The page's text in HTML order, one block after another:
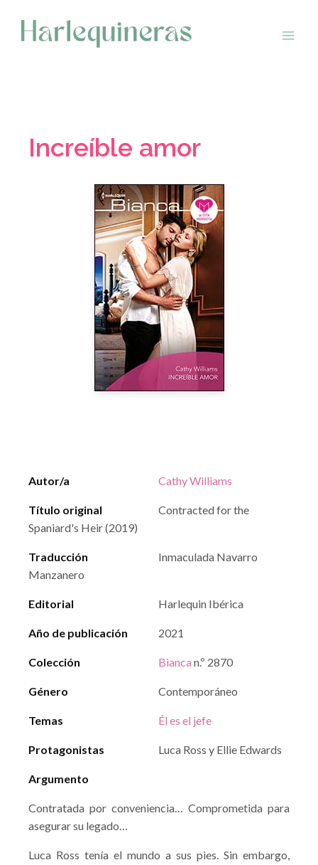
contenido
Increíble amor
Autor/a Cathy Williams
Título original
Contracted for the
Spaniard's Heir (2019)
Traducción
Inmaculada Navarro
Manzanero
Editorial Harlequin Ibérica
Año de publicación 2021
Colección Bianca n.º 2870
Género Contemporáneo
Temas Él es el jefe
Protagonistas Luca Ross y Ellie Edwards
Argumento
Contratada por conveniencia… Comprometida para
asegurar su legado…
Luca Ross tenía el mundo a sus pies. Sin embargo,